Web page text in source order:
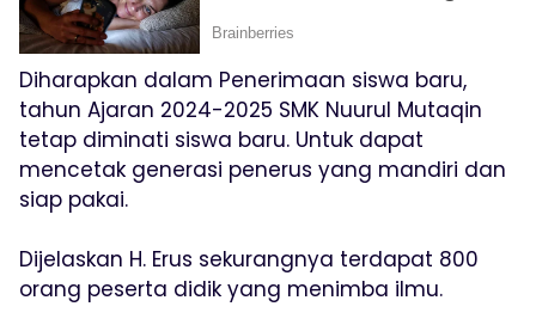
Diharapkan dalam Penerimaan siswa baru,
tahun Ajaran 2024-2025 SMK Nuurul Mutaqin
tetap diminati siswa baru. Untuk dapat
mencetak generasi penerus yang mandiri dan
siap pakai.
Dijelaskan H. Erus sekurangnya terdapat 800
orang peserta didik yang menimba ilmu.